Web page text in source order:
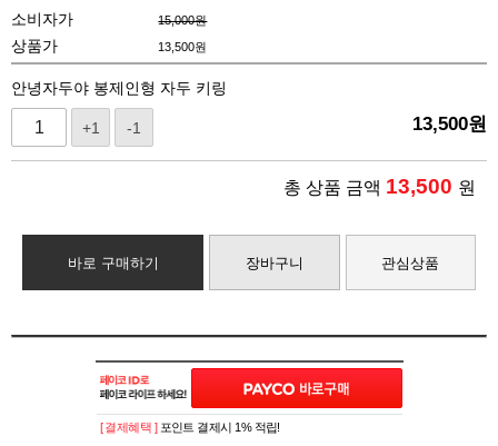
소비자가 15,000원
상품가 13,500원
안녕자두야 봉제인형 자두 키링
+1 -1 13,500원
총 상품 금액 13,500 원
바로 구매하기 장바구니 관심상품
[ 결제혜택 ] 포인트 결제시 1% 적립!